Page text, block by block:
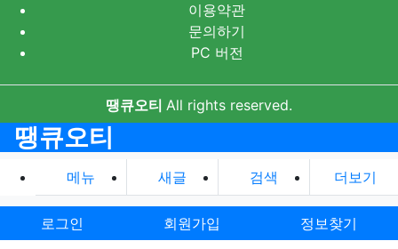
이용약관
문의하기
PC 버전
땡큐오티 All rights reserved.
땡큐오티
메뉴 새글 검색 더보기
로그인 회원가입 정보찾기